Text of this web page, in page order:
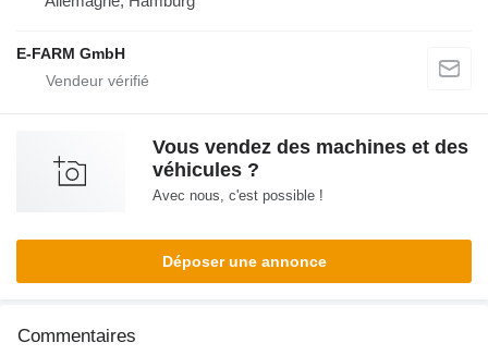
E-FARM GmbH
Vous vendez des machines et des
véhicules ?
Avec nous, c'est possible !
Déposer une annonce
Commentaires